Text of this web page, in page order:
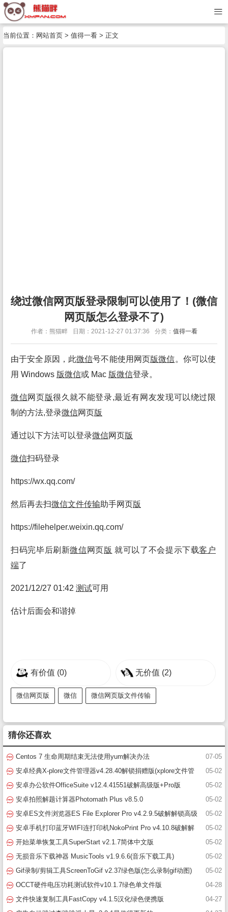
当前位置： 网站首页 > 值得一看 > 正文
绕过微信网页版登录限制可以使用了！(微信
网页版怎么登录不了)
作者：熊猫畔 日期：2021-12-27 01:37:36 分类： 值得一看
由于安全原因，此微信号不能使用网页版微信。你可以使
用 Windows 版微信或 Mac 版微信登录。
微信网页版很久就不能登录,最近有网友发现可以绕过限
制的方法,登录微信网页版
通过以下方法可以登录微信网页版
微信扫码登录
https://wx.qq.com/
然后再去扫微信文件传输助手网页版
https://filehelper.weixin.qq.com/
扫码完毕后刷新微信网页版 就可以了不会提示下载客户
端了
2021/12/27 01:42 测试可用
估计后面会和谐掉
有价值 (0) 无价值 (2)
微信网页版 微信 微信网页版文件传输
猜你还喜欢
07-05
Centos 7 生命周期结束无法使用yum解决办法
05-02
安卓经典X-plore文件管理器v4.28.40解锁捐赠版(xplore文件管
理器破解版)
05-02
安卓办公软件OfficeSuite v12.4.41551破解高级版+Pro版
05-02
安卓拍照解题计算器Photomath Plus v8.5.0
05-02
安卓ES文件浏览器ES File Explorer Pro v4.2.9.5破解解锁高级
版(es文件浏览器)
05-02
安卓手机打印蓝牙WIFI连打印机NokoPrint Pro v4.10.8破解解
锁高级版
05-02
开始菜单恢复工具SuperStart v2.1.7简体中文版
05-02
无损音乐下载神器 MusicTools v1.9.6.6(音乐下载工具)
05-02
Gif录制/剪辑工具ScreenToGif v2.37绿色版(怎么录制gif动图)
04-28
OCCT硬件电压功耗测试软件v10.1.7绿色单文件版
04-27
文件快速复制工具FastCopy v4.1.5汉化绿色便携版